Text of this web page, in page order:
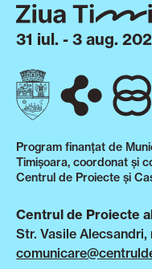
31 iul. - 3 aug.
Program finanțat de
Timișoara, coordonat și
Centrul de Proiecte și
Centrul de Proiecte
Str. Vasile Alecsandri,